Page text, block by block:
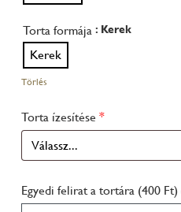
Torta formája : Kerek
Kerek
Törlés
Egyedi felirat a tortára (400 Ft)
Torta ízesítése *